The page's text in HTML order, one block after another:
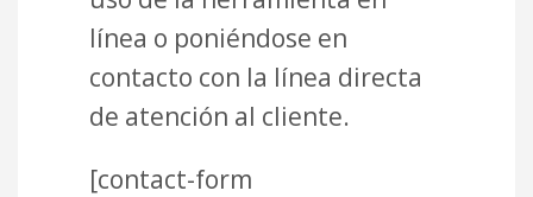
línea o poniéndose en
contacto con la línea directa
de atención al cliente.
[contact-form